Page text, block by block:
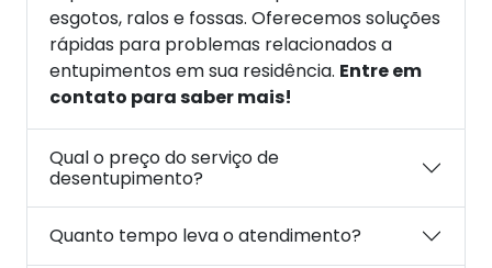
esgotos, ralos e fossas. Oferecemos soluções
rápidas para problemas relacionados a
entupimentos em sua residência. Entre em
contato para saber mais!
Qual o preço do serviço de
desentupimento?
Quanto tempo leva o atendimento?